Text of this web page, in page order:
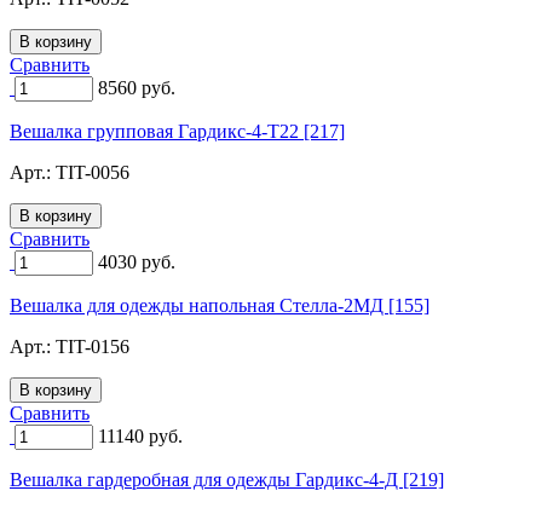
Сравнить
8560 руб.
Вешалка групповая Гардикс-4-Т22 [217]
Арт.: TIT-0056
Сравнить
4030 руб.
Вешалка для одежды напольная Стелла-2МД [155]
Арт.: TIT-0156
Сравнить
11140 руб.
Вешалка гардеробная для одежды Гардикс-4-Д [219]